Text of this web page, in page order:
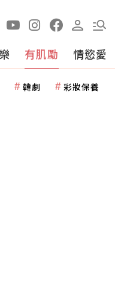
有肌勵 情慾愛
韓劇 彩妝保養